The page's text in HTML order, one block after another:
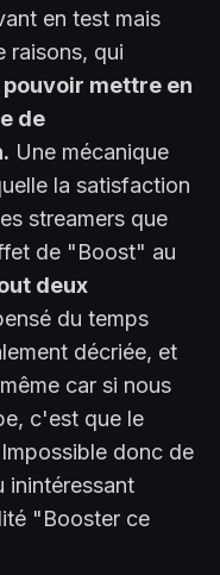
en test mais
raisons, qui
pouvoir mettre en
de
Une mécanique
la satisfaction
streamers que
de "Boost" au
deux
du temps
décriée, et
car si nous
c'est que le
donc de
inintéressant
"Booster ce